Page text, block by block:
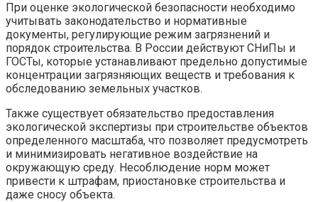
При оценке экологической безопасности необходимо
учитывать законодательство и нормативные
документы, регулирующие режим загрязнений и
порядок строительства. В России действуют СНиПы и
ГОСТы, которые устанавливают предельно допустимые
концентрации загрязняющих веществ и требования к
обследованию земельных участков.
Также существует обязательство предоставления
экологической экспертизы при строительстве объектов
определенного масштаба, что позволяет предусмотреть
и минимизировать негативное воздействие на
окружающую среду. Несоблюдение норм может
привести к штрафам, приостановке строительства и
даже сносу объекта.